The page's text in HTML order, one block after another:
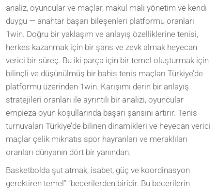
analiz, oyuncular ve maçlar, makul mali yönetim ve kendi
duygu — anahtar başarı bileşenleri platformu oranları
1win. Doğru bir yaklaşım ve anlayış özelliklerine tenisi,
herkes kazanmak için bir şans ve zevk almak heyecan
verici bir süreç. Bu iki parça için bir temel oluşturmak için
bilinçli ve düşünülmüş bir bahis tenis maçları Türkiye’de
platformu üzerinden 1win. Karışımı derin bir anlayış
stratejileri oranları ile ayrıntılı bir analizi, oyuncular
empieza oyun koşullarında başarı şansını artırır. Tenis
turnuvaları Türkiye’de bilinen dinamikleri ve heyecan verici
maçlar çelik mıknatıs spor hayranları ve meraklıları
oranları dünyanın dört bir yanından.
Basketbolda şut atmak, isabet, güç ve koordinasyon
gerektiren temel” “becerilerden biridir. Bu becerilerin